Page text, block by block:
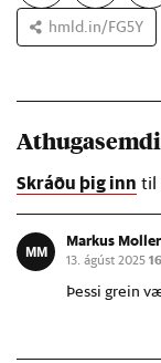
hmld.in/FG5Y
Skráðu þig inn til
MM
Markus Moller
13. ágúst 2025
Þessi grein